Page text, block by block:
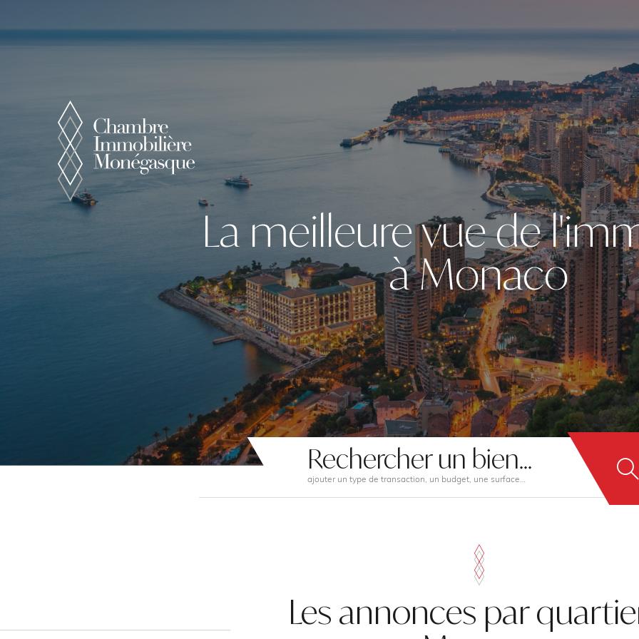
La meilleure vue de
à Monaco
Rechercher un bien...
ajouter un type de transaction, un budget, une surface…
Les annonces par